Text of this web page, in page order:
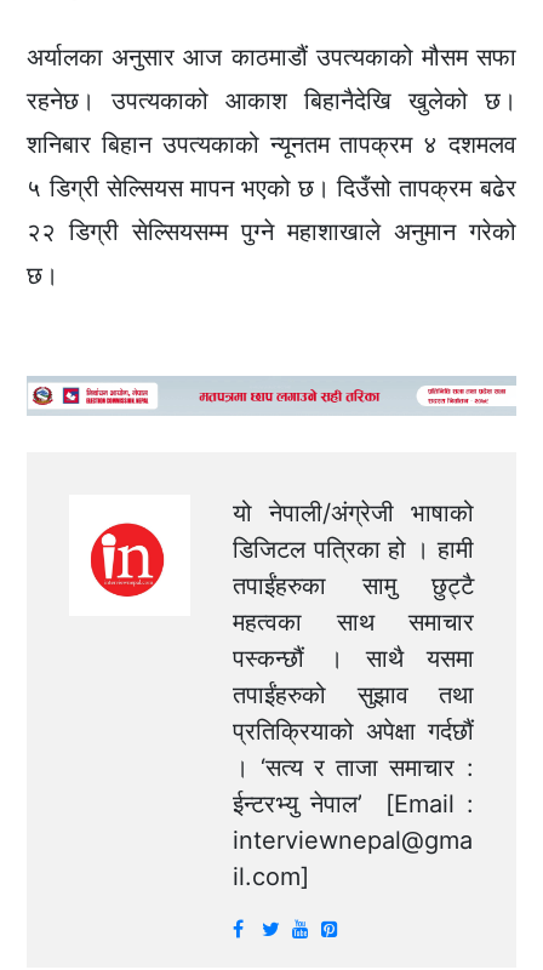
अर्यालका अनुसार आज काठमाडौं उपत्यकाको मौसम सफा
रहनेछ। उपत्यकाको आकाश बिहानैदेखि खुलेको छ।
शनिबार बिहान उपत्यकाको न्यूनतम तापक्रम ४ दशमलव
५ डिग्री सेल्सियस मापन भएको छ। दिउँसो तापक्रम बढेर
२२ डिग्री सेल्सियसम्म पुग्ने महाशाखाले अनुमान गरेको
छ।
यो नेपाली/अंग्रेजी भाषाको
डिजिटल पत्रिका हो । हामी
तपाईंहरुका सामु छुट्टै
महत्वका साथ समाचार
पस्कन्छौं । साथै यसमा
तपाईंहरुको सुझाव तथा
प्रतिक्रियाको अपेक्षा गर्दछौं
। ‘सत्य र ताजा समाचार :
ईन्टरभ्यु नेपाल’ [Email :
interviewnepal@gma
il.com]